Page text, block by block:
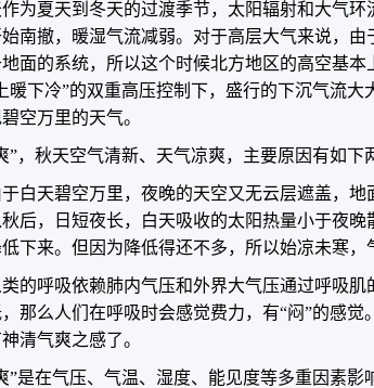
为夏天到冬天的过渡季节，太阳辐射和大气环
南撤，暖湿气流减弱。对于高层大气来说，
面的系统，所以这个时候北方地区的高空基
暖下冷”的双重高压控制下，盛行的下沉气流大
空万里的天气。
”，秋天空气清新、天气凉爽，主要原因有如下
白天碧空万里，夜晚的天空又无云层遮盖，地
后，日短夜长，白天吸收的太阳热量小于夜晚
下来。但因为降低得还不多，所以始凉未寒，
的呼吸依赖肺内气压和外界大气压通过呼吸肌
那么人们在呼吸时会感觉费力，有“闷”的感觉
清气爽之感了。
”是在气压、气温、湿度、能见度等多重因素影